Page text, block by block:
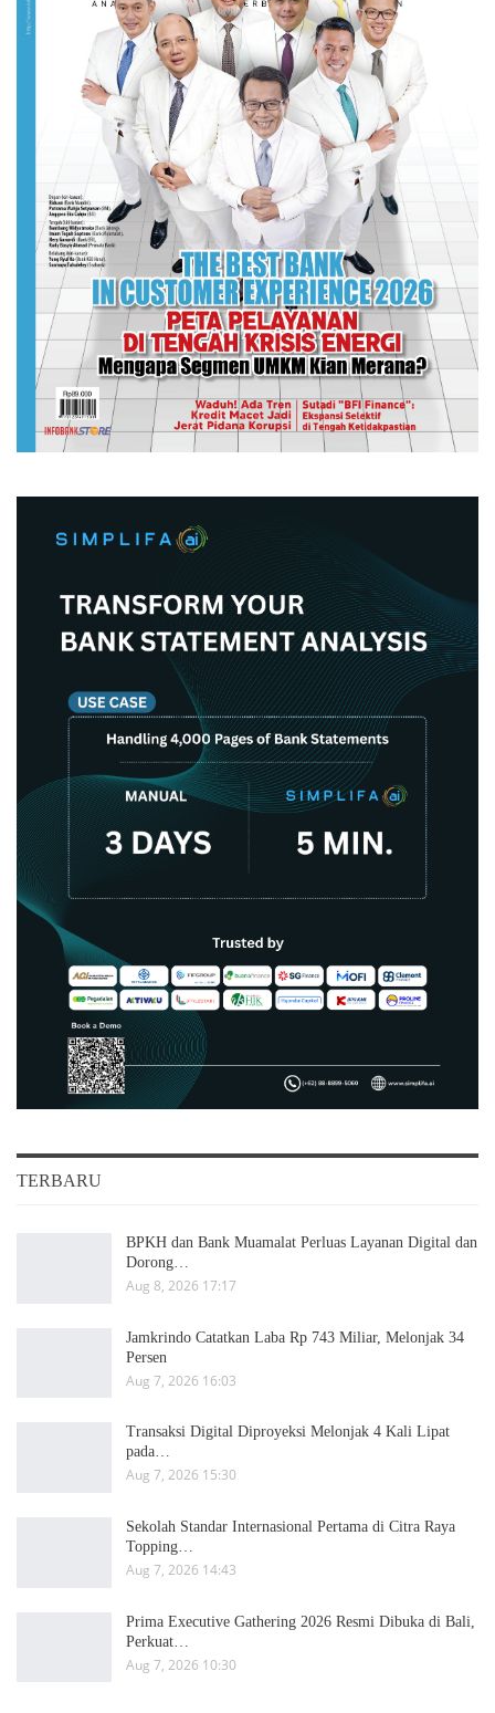
TERBARU
BPKH dan Bank Muamalat Perluas Layanan Digital dan
Dorong…
Aug 8, 2026 17:17
Jamkrindo Catatkan Laba Rp 743 Miliar, Melonjak 34
Persen
Aug 7, 2026 16:03
Transaksi Digital Diproyeksi Melonjak 4 Kali Lipat
pada…
Aug 7, 2026 15:30
Sekolah Standar Internasional Pertama di Citra Raya
Topping…
Aug 7, 2026 14:43
Prima Executive Gathering 2026 Resmi Dibuka di Bali,
Perkuat…
Aug 7, 2026 10:30